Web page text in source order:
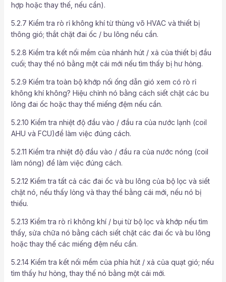
hợp hoặc thay thế, nếu cần).
5.2.7 Kiểm tra rò rỉ không khí từ thùng võ HVAC và thiết bị
thông gió; thắt chặt đai ốc / bu lông nếu cần.
5.2.8 Kiểm tra kết nối mềm của nhánh hút / xả của thiết bị đầu
cuối; thay thế nó bằng một cái mới nếu tìm thấy bị hư hỏng.
5.2.9 Kiểm tra toàn bộ khớp nối ống dẫn gió xem có rò rỉ
không khí không? Hiệu chỉnh nó bằng cách siết chặt các bu
lông đai ốc hoặc thay thế miếng đệm nếu cần.
5.2.10 Kiểm tra nhiệt độ đầu vào / đầu ra của nước lạnh (coil
AHU và FCU)để làm việc đúng cách.
5.2.11 Kiểm tra nhiệt độ đầu vào / đầu ra của nước nóng (coil
làm nóng) để làm việc đúng cách.
5.2.12 Kiểm tra tất cả các đai ốc và bu lông của bộ lọc và siết
chặt nó, nếu thấy lỏng và thay thế bằng cái mới, nếu nó bị
thiếu.
5.2.13 Kiểm tra rò rỉ không khí / bụi từ bộ lọc và khớp nếu tìm
thấy, sửa chữa nó bằng cách siết chặt các đai ốc và bu lông
hoặc thay thế các miếng đệm nếu cần.
5.2.14 Kiểm tra kết nối mềm của phía hút / xả của quạt gió; nếu
tìm thấy hư hỏng, thay thế nó bằng một cái mới.